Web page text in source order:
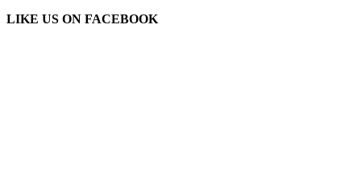
LIKE US ON FACEBOOK